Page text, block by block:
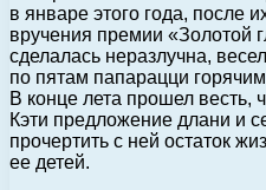
в январе этого года, после
вручения премии «Золотой
сделалась неразлучна,
по пятам папарацци
В конце лета прошел весть,
Кэти предложение длани и
прочертить с ней остаток
ее детей.